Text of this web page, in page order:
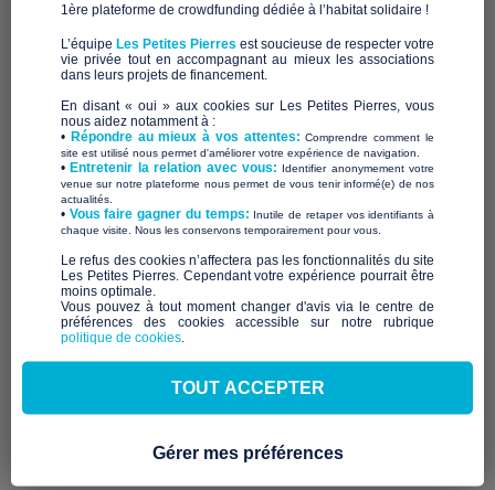
Loi SRU : un outil essentiel pour
favoriser le logement social et
lutter contre le mal‑logement
Adoptée au début des années 2000, laloi SRUest devenue un
pilier despolitiques publiquesdulogement en France.
Souvent citée dans les débats sur lelogement social
critiquée ou contournée, elle reste pourtant un levier
structurel majeur pourfavoriser la mixité socialeetréduire
mal‑logement.
À quoi sert réellement la loi SRU ? Comment
fonctionne‑t‑elle ? Et pourquoi demeure‑t‑elle essentielle
aujourd’hui, malgré ses limites ? Cet page vous propose une
1ère plateforme de crowdfunding dédiée à l’habitat solidaire !
L’équipe Les Petites Pierres est soucieuse de respecter votre
vie privée tout en accompagnant au mieux les associations
dans leurs projets de financement.
En disant « oui » aux cookies sur Les Petites Pierres, vous
nous aidez notamment à :
• Répondre au mieux à vos attentes:Comprendre comment le
site est utilisé nous permet d'améliorer votre expérience de navigation.
•Entretenir la relation avec vous: Identifier anonymement votre
venue sur notre plateforme nous permet de vous tenir informé(e) de nos
actualités.
​• Vous faire gagner du temps: Inutile de retaper vos identifiants à
chaque visite. Nous les conservons temporairement pour vous.
​Le refus des cookies n’affectera pas les fonctionnalités du site
Les Petites Pierres. Cependant votre expérience pourrait être
moins optimale.​
Vous pouvez à tout moment changer d'avis via le centre de
préférences des cookies accessible sur notre rubrique
politique de cookies
TOUT ACCEPTER
Gérer mes préférences